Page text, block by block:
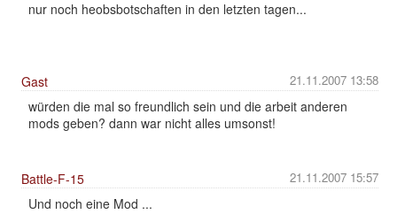
nur noch heobsbotschaften in den letzten tagen...
21.11.2007 13:58
Gast
würden die mal so freundlich sein und die arbeit anderen
mods geben? dann war nicht alles umsonst!
21.11.2007 15:57
Battle-F-15
Und noch eine Mod ...